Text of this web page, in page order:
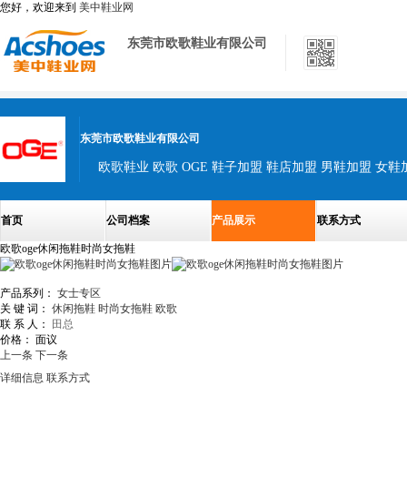
您好，欢迎来到 美中鞋业网
东莞市欧歌鞋业有限公司
东莞市欧歌鞋业有限公司
欧歌鞋业 欧歌 OGE 鞋子加盟 鞋店加盟 男鞋加盟 女鞋
首页 公司档案 产品展示 联系方式
欧歌oge休闲拖鞋时尚女拖鞋
产品系列： 女士专区
关 键 词： 休闲拖鞋 时尚女拖鞋 欧歌
联 系 人：
田总
价格： 面议
上一条 下一条
详细信息 联系方式